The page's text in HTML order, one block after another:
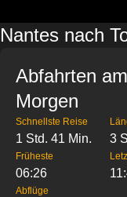
Nantes nach
Abfahrten am
Morgen
Schnellste Reise
1 Std. 41 Min. 3
Früheste
06:26
Abflüge